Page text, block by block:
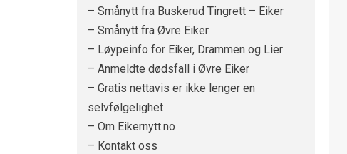
– Smånytt fra Buskerud Tingrett – Eiker
– Smånytt fra Øvre Eiker
– Løypeinfo for Eiker, Drammen og Lier
– Anmeldte dødsfall i Øvre Eiker
– Gratis nettavis er ikke lenger en
selvfølgelighet
– Om Eikernytt.no
– Kontakt oss